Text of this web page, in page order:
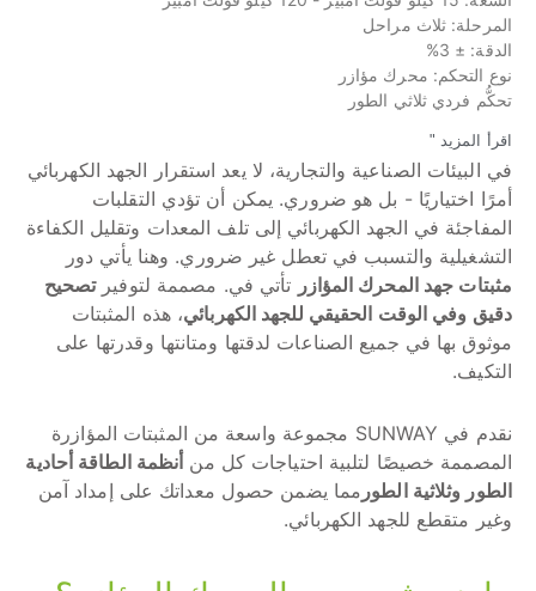
المرحلة: ثلاث مراحل
الدقة: ± 3%
نوع التحكم: محرك مؤازر
تحكُّم فردي ثلاثي الطور
اقرأ المزيد "
في البيئات الصناعية والتجارية، لا يعد استقرار الجهد الكهربائي
أمرًا اختياريًا - بل هو ضروري. يمكن أن تؤدي التقلبات
المفاجئة في الجهد الكهربائي إلى تلف المعدات وتقليل الكفاءة
التشغيلية والتسبب في تعطل غير ضروري. وهنا يأتي دور
مثبتات جهد المحرك المؤازر تأتي في. مصممة لتوفيرتصحيح
دقيق وفي الوقت الحقيقي للجهد الكهربائي، هذه المثبتات
موثوق بها في جميع الصناعات لدقتها ومتانتها وقدرتها على
التكيف.
نقدم في SUNWAY مجموعة واسعة من المثبتات المؤازرة
المصممة خصيصًا لتلبية احتياجات كل منأنظمة الطاقة أحادية
الطور وثلاثية الطور مما يضمن حصول معداتك على إمداد آمن
وغير متقطع للجهد الكهربائي.